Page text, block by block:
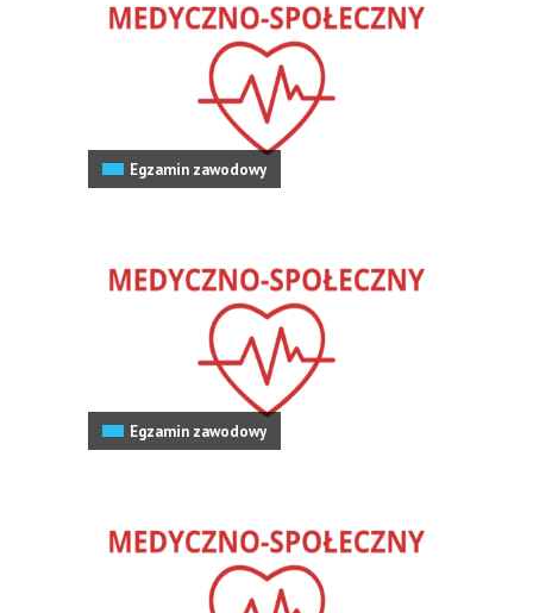
Egzamin zawodowy
Egzamin zawodowy